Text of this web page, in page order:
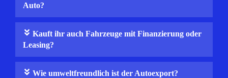
Auto?
Kauft ihr auch Fahrzeuge mit Finanzierung oder
Leasing?
Wie umweltfreundlich ist der Autoexport?